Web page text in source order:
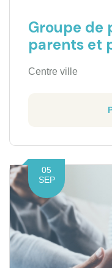
Groupe de
parents et
Centre ville
05
SEP